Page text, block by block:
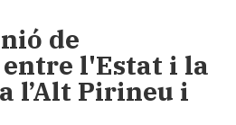
de
l'Estat i la
l’Alt Pirineu i